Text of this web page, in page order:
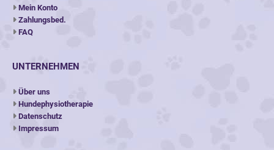
Mein Konto
Zahlungsbed.
FAQ
UNTERNEHMEN
Über uns
Hundephysiotherapie
Datenschutz
Impressum